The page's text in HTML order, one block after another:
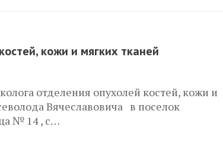
кожи и мягких тканей
отделения опухолей костей, кожи и
Вячеславовича в поселок
№ 14 , с…